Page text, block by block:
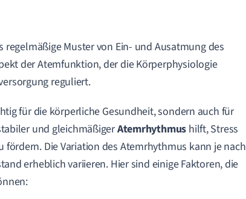
regelmäßige Muster von Ein- und Ausatmung des
der Atemfunktion, der die Körperphysiologie
reguliert.
für die körperliche Gesundheit, sondern auch für
und gleichmäßigerAtemrhythmus hilft, Stress
Die Variation des Atemrhythmus kann je nach
erheblich variieren. Hier sind einige Faktoren, die